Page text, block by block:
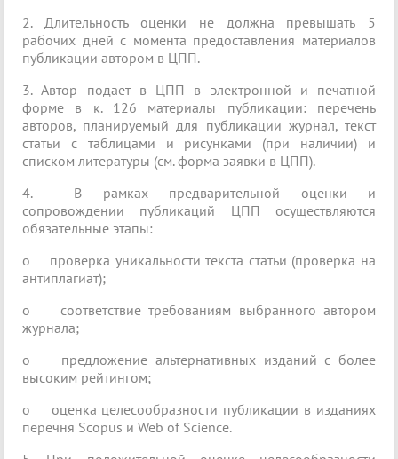
2. Длительность оценки не должна превышать 5
рабочих дней с момента предоставления материалов
публикации автором в ЦПП.
3. Автор подает в ЦПП в электронной и печатной
форме в к. 126 материалы публикации: перечень
авторов, планируемый для публикации журнал, текст
статьи с таблицами и рисунками (при наличии) и
списком литературы (см. форма заявки в ЦПП).
4. В рамках предварительной оценки и
сопровождении публикаций ЦПП осуществляются
обязательные этапы:
o проверка уникальности текста статьи (проверка на
антиплагиат);
o соответствие требованиям выбранного автором
журнала;
o предложение альтернативных изданий с более
высоким рейтингом;
o оценка целесообразности публикации в изданиях
перечня Scopus и Web of Science.